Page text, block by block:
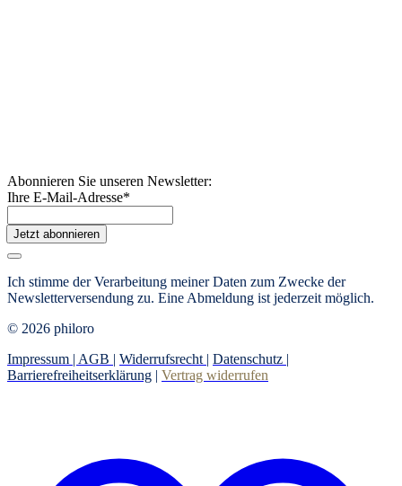
Abonnieren Sie unseren Newsletter:
Ihre E-Mail-Adresse*
Jetzt abonnieren
Ich stimme der Verarbeitung meiner Daten zum Zwecke der
Newsletterversendung zu. Eine Abmeldung ist jederzeit möglich.
© 2026 philoro
Impressum | AGB | Widerrufsrecht | Datenschutz |
Barrierefreiheitserklärung | Vertrag widerrufen